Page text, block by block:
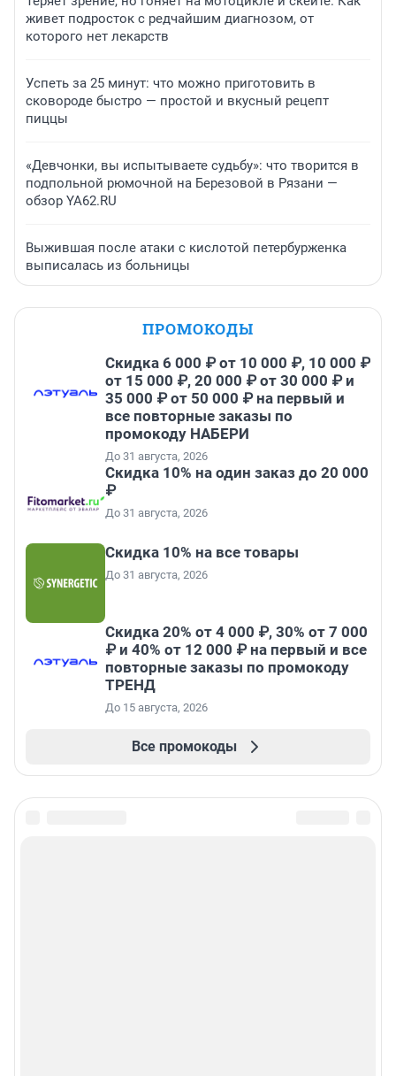
живет подросток с редчайшим диагнозом, от
которого нет лекарств
Успеть за 25 минут: что можно приготовить в
сковороде быстро — простой и вкусный рецепт
пиццы
«Девчонки, вы испытываете судьбу»: что творится в
подпольной рюмочной на Березовой в Рязани —
обзор YA62.RU
Выжившая после атаки с кислотой петербурженка
выписалась из больницы
ПРОМОКОДЫ
Скидка 6 000 ₽ от 10 000 ₽, 10 000 ₽
от 15 000 ₽, 20 000 ₽ от 30 000 ₽ и
35 000 ₽ от 50 000 ₽ на первый и
все повторные заказы по
промокоду НАБЕРИ
До 31 августа, 2026
Скидка 10% на один заказ до 20 000
₽
До 31 августа, 2026
Скидка 10% на все товары
До 31 августа, 2026
Скидка 20% от 4 000 ₽, 30% от 7 000
₽ и 40% от 12 000 ₽ на первый и все
повторные заказы по промокоду
ТРЕНД
До 15 августа, 2026
Все промокоды